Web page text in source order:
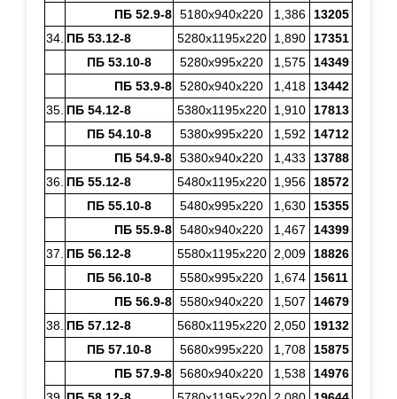
ПБ 52.9-8 5180х940х220 1,386
13205
34. ПБ 53.12-8 5280х1195х220 1,890
17351
ПБ 53.10-8
5280х995х220 1,575
14349
ПБ 53.9-8 5280х940х220 1,418
13442
35. ПБ 54.12-8 5380х1195х220 1,910
17813
ПБ 54.10-8
5380х995х220 1,592
14712
ПБ 54.9-8 5380х940х220 1,433
13788
36. ПБ 55.12-8 5480х1195х220 1,956
18572
ПБ 55.10-8
5480х995х220 1,630
15355
ПБ 55.9-8 5480х940х220 1,467
14399
37. ПБ 56.12-8 5580х1195х220 2,009
18826
ПБ 56.10-8
5580х995х220 1,674
15611
ПБ 56.9-8 5580х940х220 1,507
14679
38. ПБ 57.12-8 5680х1195х220 2,050
19132
ПБ 57.10-8
5680х995х220 1,708
15875
ПБ 57.9-8 5680х940х220 1,538
14976